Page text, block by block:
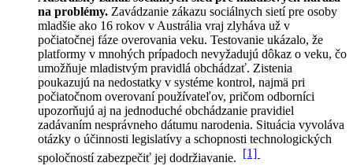
na problémy. Zavádzanie zákazu sociálnych sietí pre osoby
mladšie ako 16 rokov v Austrália vraj zlyháva už v
počiatočnej fáze overovania veku. Testovanie ukázalo, že
platformy v mnohých prípadoch nevyžadujú dôkaz o veku, čo
umožňuje mladistvým pravidlá obchádzať. Zistenia
poukazujú na nedostatky v systéme kontrol, najmä pri
počiatočnom overovaní používateľov, pričom odborníci
upozorňujú aj na jednoduché obchádzanie pravidiel
zadávaním nesprávneho dátumu narodenia. Situácia vyvoláva
otázky o účinnosti legislatívy a schopnosti technologických
spoločností zabezpečiť jej dodržiavanie. [1]